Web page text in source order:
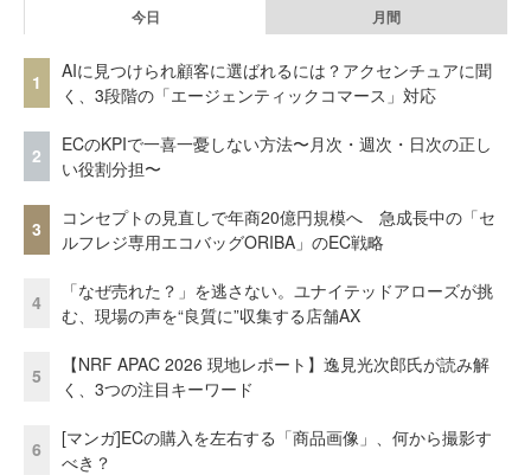
今日 月間
1
AIに見つけられ顧客に選ばれるには？アクセンチュアに聞
く、3段階の「エージェンティックコマース」対応
2
ECのKPIで一喜一憂しない方法〜月次・週次・日次の正し
い役割分担〜
3
コンセプトの見直しで年商20億円規模へ 急成長中の「セ
ルフレジ専用エコバッグORIBA」のEC戦略
4
「なぜ売れた？」を逃さない。ユナイテッドアローズが挑
む、現場の声を“良質に”収集する店舗AX
5
【NRF APAC 2026 現地レポート】逸見光次郎氏が読み解
く、3つの注目キーワード
6
[マンガ]ECの購入を左右する「商品画像」、何から撮影す
べき？